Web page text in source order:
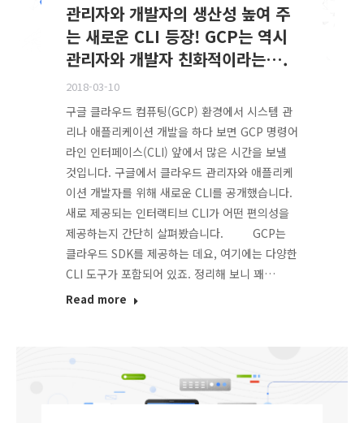
관리자와 개발자의 생산성 높여 주
는 새로운 CLI 등장! GCP는 역시
관리자와 개발자 친화적이라는….
2018-03-10
구글 클라우드 컴퓨팅(GCP) 환경에서 시스템 관
리나 애플리케이션 개발을 하다 보면 GCP 명령어
라인 인터페이스(CLI) 앞에서 많은 시간을 보낼
것입니다. 구글에서 클라우드 관리자와 애플리케
이션 개발자를 위해 새로운 CLI를 공개했습니다.
새로 제공되는 인터랙티브 CLI가 어떤 편의성을
제공하는지 간단히 살펴봤습니다. GCP는
클라우드 SDK를 제공하는 데요, 여기에는 다양한
CLI 도구가 포함되어 있죠. 정리해 보니 꽤…
Read more